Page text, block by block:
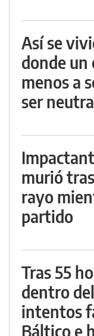
Así se
donde
menos a
ser
murió
rayo
partido
Tras 55
dentro
intentos
Báltico e